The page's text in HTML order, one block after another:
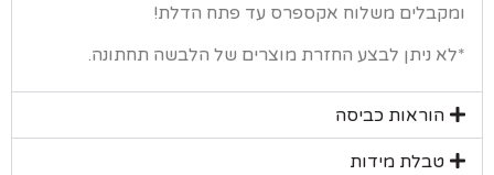
משלוח אקספרס עד פתח הדלת!
ניתן לבצע החזרת מוצרים של הלבשה תחתונה.
הוראות כביסה
טבלת מידות